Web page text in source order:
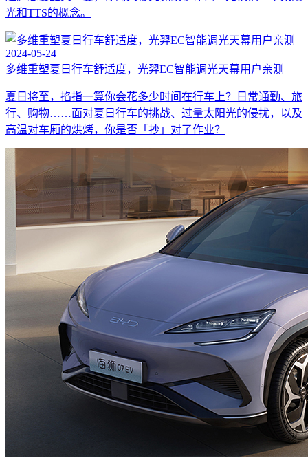
光和TTS的概念。
2024-05-24
多维重塑夏日行车舒适度，光羿EC智能调光天幕用户亲测
夏日将至，掐指一算你会花多少时间在行车上？日常通勤、旅
行、购物……面对夏日行车的挑战、过量太阳光的侵扰，以及
高温对车厢的烘烤，你是否「抄」对了作业？